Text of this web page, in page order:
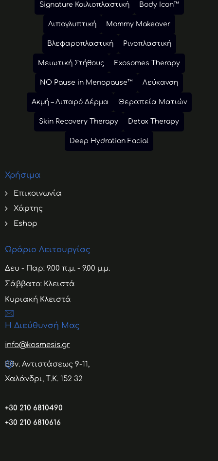
Signature Κοιλιοπλαστική Body Icon™
Λιπογλυπτική Mommy Makeover
Βλεφαροπλαστική Ρινοπλαστική
Μειωτική Στήθους Exosomes Therapy
NO Pause in Menopause™ Λεύκανση
Ακμή – Λιπαρό Δέρμα Θεραπεία Ματιών
Skin Recovery Therapy Detox Therapy
Deep Hydration Facial
Χρήσιμα
Επικοινωνία
Χάρτης
Eshop
Ωράριο Λειτουργίας
Δευ - Παρ: 9.00 π.μ. - 9.00 μ.μ.
Σάββατο: Κλειστά
Κυριακή Κλειστά
Η Διεύθυνσή Μας
Εθν. Αντιστάσεως 9-11,
Χαλάνδρι, Τ.Κ. 152 32
+30 210 6810490
+30 210 6810616
info@kosmesis.gr